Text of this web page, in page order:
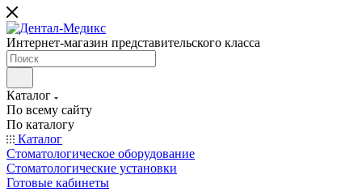
Интернет-магазин представительского класса
Каталог
По всему сайту
По каталогу
Каталог
Стоматологическое оборудование
Стоматологические установки
Готовые кабинеты